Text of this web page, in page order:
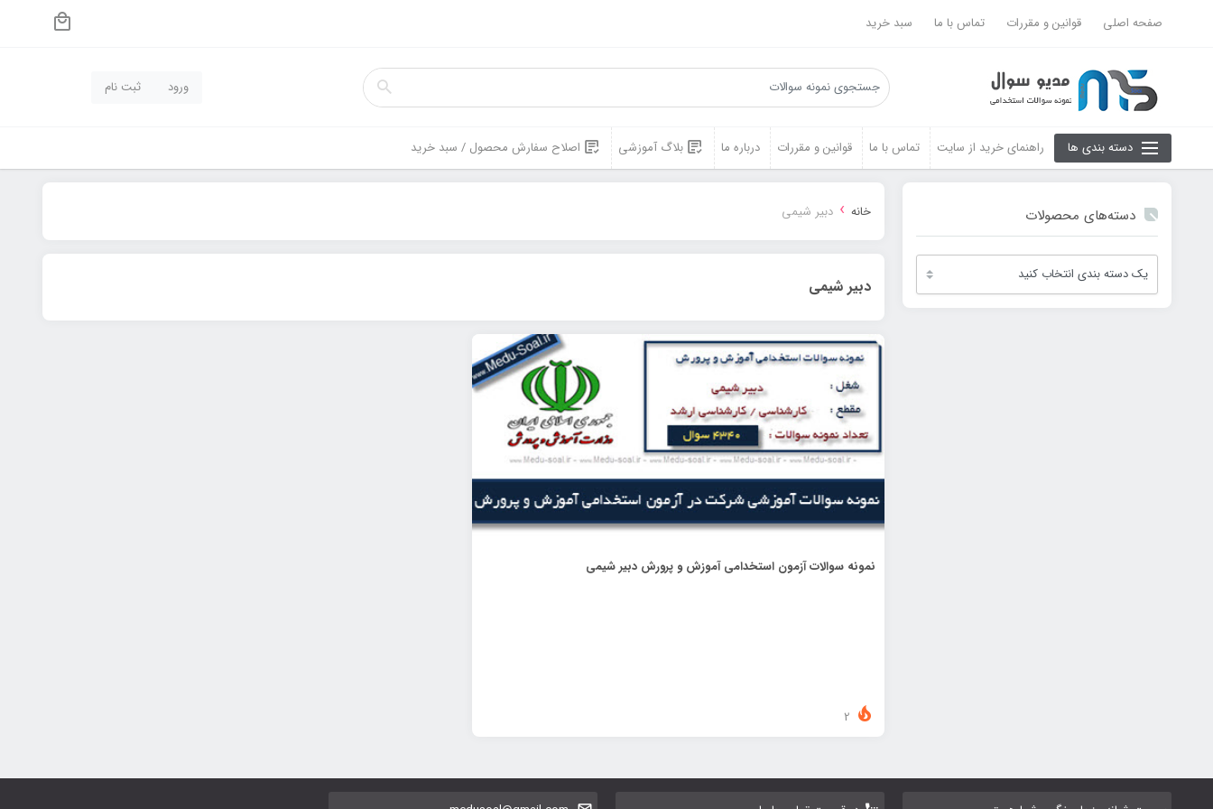
صفحه اصلی قوانین و مقررات تماس با ما سبد خرید
ورود ثبت نام
دسته بندی ها راهنمای خرید از سایت تماس با ما قوانین و مقررات درباره ما بلاگ آموزشی اصلاح سفارش محصول / سبد خرید
دسته‌های محصولات خانه › دبیر شیمی
دبیر شیمی
نمونه سوالات آزمون استخدامی آموزش و پرورش دبیر شیمی